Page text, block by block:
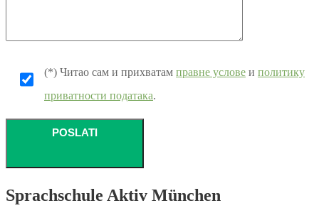
(*) Читао сам и прихватам правне услове и политику
приватности података.
Sprachschule Aktiv München